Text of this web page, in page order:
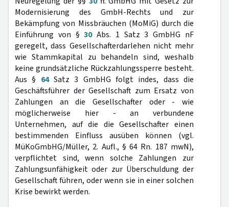
Modernisierung des GmbH-Rechts und zur
Bekämpfung von Missbräuchen (MoMiG) durch die
Einführung von §30Abs. 1 Satz 3 GmbHG nF
geregelt, dass Gesellschafterdarlehen nicht mehr
wie Stammkapital zu behandeln sind, weshalb
keine grundsätzliche Rückzahlungssperre besteht.
Aus § 64Satz 3 GmbHG folgt indes, dass die
Geschäftsführer der Gesellschaft zum Ersatz von
Zahlungen an die Gesellschafter oder - wie
möglicherweise hier - an verbundene
Unternehmen, auf die die Gesellschafter einen
bestimmenden Einfluss ausüben können (vgl.
MüKoGmbHG/Müller, 2. Aufl., § 64 Rn. 187 mwN),
verpflichtet sind, wenn solche Zahlungen zur
Zahlungsunfähigkeit oder zur Überschuldung der
Gesellschaft führen, oder wenn sie in einer solchen
Krise bewirkt werden.